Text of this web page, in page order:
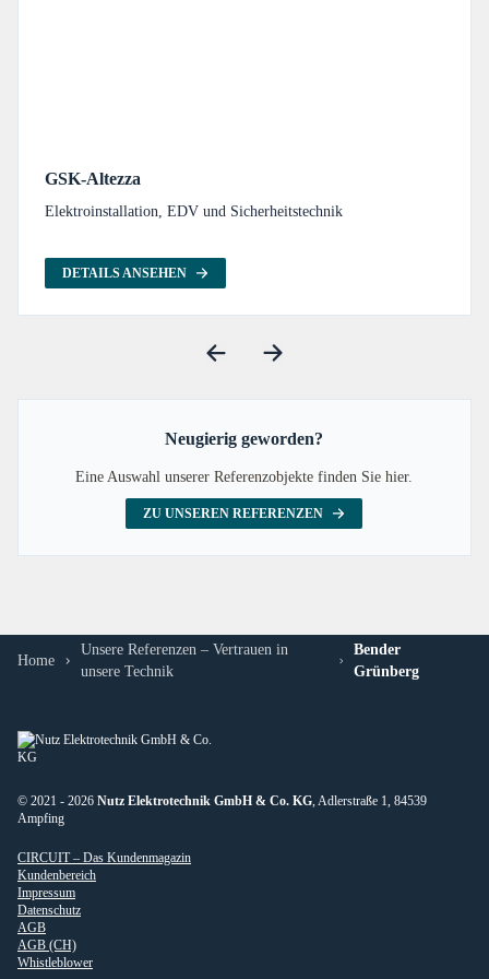
GSK-Altezza
Elektroinstallation, EDV und Sicherheitstechnik
DETAILS ANSEHEN
Neugierig geworden?
Eine Auswahl unserer Referenzobjekte finden Sie hier.
ZU UNSEREN REFERENZEN
Home
Unsere Referenzen – Vertrauen in
unsere Technik
Bender
Grünberg
© 2021 - 2026 Nutz Elektrotechnik GmbH & Co. KG , Adlerstraße 1, 84539
Ampfing
CIRCUIT – Das Kundenmagazin
Kundenbereich
Impressum
Datenschutz
AGB
AGB (CH)
Whistleblower